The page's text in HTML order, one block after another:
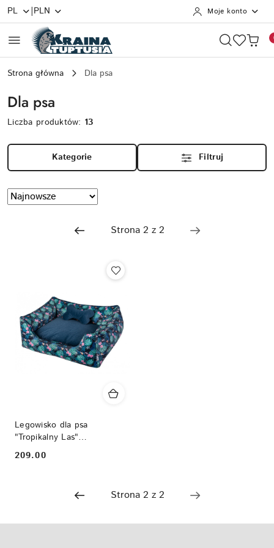
Przejdź do treści głównej
Przejdź do wyszukiwarki
Przejdź do moje konto
Przejdź do menu głównego
Przejdź do stopki
PL |PLN Moje konto
Strona główna Dla psa
Dla psa
Liczba produktów: 13
Kategorie Filtruj
Zastosowano
sortowanie:
Sortuj
według
Legowisko dla psa
"Tropikalny Las"
zdjemowany pokrowiec
Cena:
209.00